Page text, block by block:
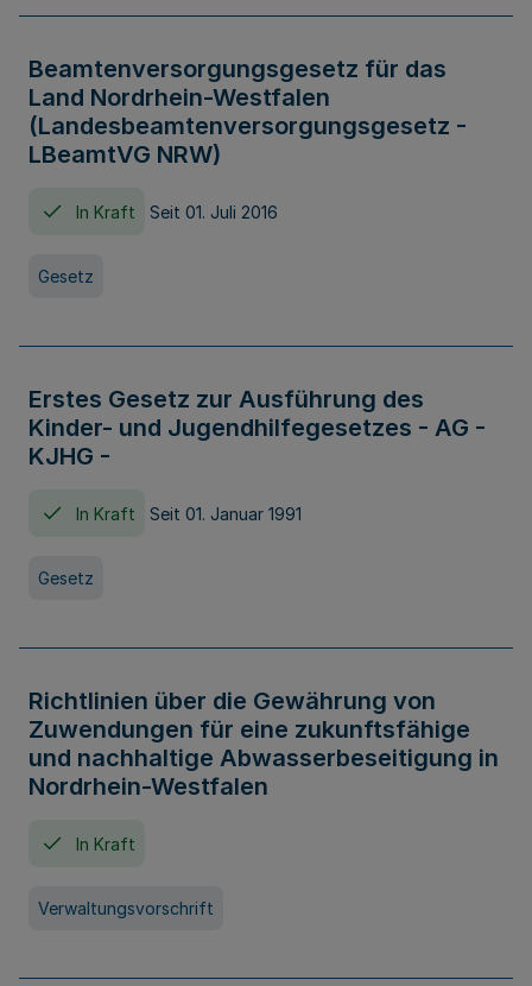
Beamtenversorgungsgesetz für das
Land Nordrhein-Westfalen
(Landesbeamtenversorgungsgesetz -
LBeamtVG NRW)
In Kraft Seit 01. Juli 2016
Gesetz
Erstes Gesetz zur Ausführung des
Kinder- und Jugendhilfegesetzes - AG -
KJHG -
In Kraft Seit 01. Januar 1991
Gesetz
Richtlinien über die Gewährung von
Zuwendungen für eine zukunftsfähige
und nachhaltige Abwasserbeseitigung in
Nordrhein-Westfalen
In Kraft
Verwaltungsvorschrift